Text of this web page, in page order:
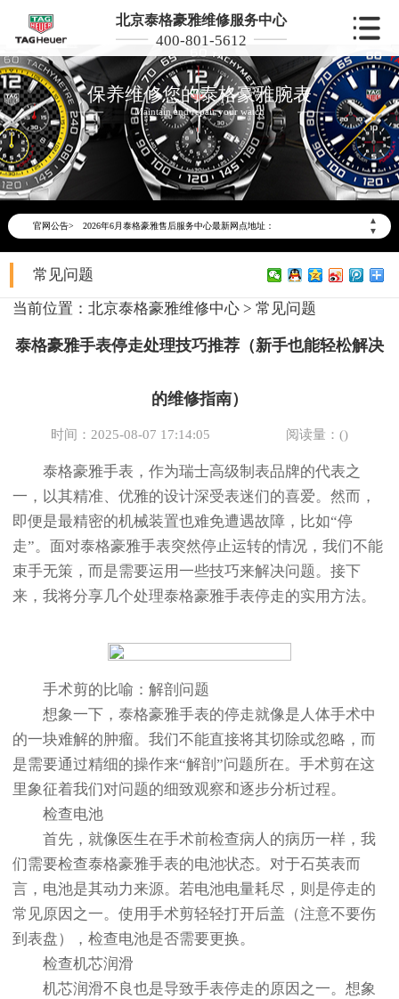
北京泰格豪雅维修服务中心
400-801-5612
保养维修您的泰格豪雅腕表
Maintain and repair your watch
官网公告>
▲
▼
2026年6月泰格豪雅北京市售后服务网络优化升级公告
2026年6月北京市泰格豪雅官方售后客户服务热线：400-801-5612
2026年6月泰格豪雅售后服务中心最新网点地址：
北京市东城区东长安街1号东方广场写字楼W3座6层602室（需提前预约）
北京市朝阳区建国门外大街甲6号华熙国际中心写字楼D座11层1102室（需提前预约）
节假日正常营业！
常见问题
当前位置： 北京泰格豪雅维修中心 > 常见问题
泰格豪雅手表停走处理技巧推荐（新手也能轻松解决
的维修指南）
时间：2025-08-07 17:14:05 阅读量：()
泰格豪雅手表，作为瑞士高级制表品牌的代表之
一，以其精准、优雅的设计深受表迷们的喜爱。然而，
即便是最精密的机械装置也难免遭遇故障，比如“停
走”。面对泰格豪雅手表突然停止运转的情况，我们不能
束手无策，而是需要运用一些技巧来解决问题。接下
来，我将分享几个处理泰格豪雅手表停走的实用方法。
手术剪的比喻：解剖问题
想象一下，泰格豪雅手表的停走就像是人体手术中
的一块难解的肿瘤。我们不能直接将其切除或忽略，而
是需要通过精细的操作来“解剖”问题所在。手术剪在这
里象征着我们对问题的细致观察和逐步分析过程。
检查电池
首先，就像医生在手术前检查病人的病历一样，我
们需要检查泰格豪雅手表的电池状态。对于石英表而
言，电池是其动力来源。若电池电量耗尽，则是停走的
常见原因之一。使用手术剪轻轻打开后盖（注意不要伤
到表盘），检查电池是否需要更换。
检查机芯润滑
机芯润滑不良也是导致手表停走的原因之一。想象